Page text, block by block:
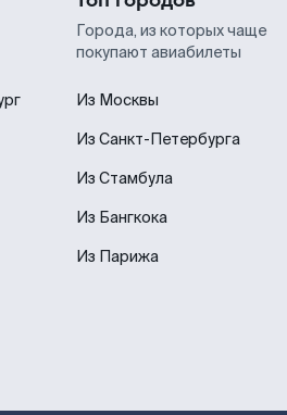
Города, из которых чаще
покупают авиабилеты
Из Москвы
Из Санкт-Петербурга
Из Стамбула
Из Бангкока
Из Парижа